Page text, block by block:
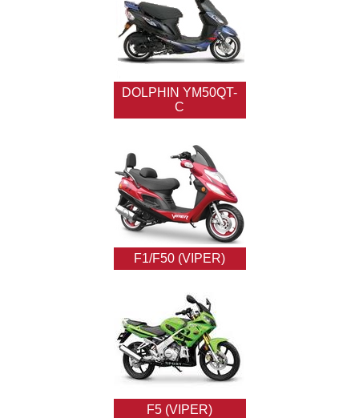
DOLPHIN YM50QT-
C
F1/F50 (VIPER)
F5 (VIPER)